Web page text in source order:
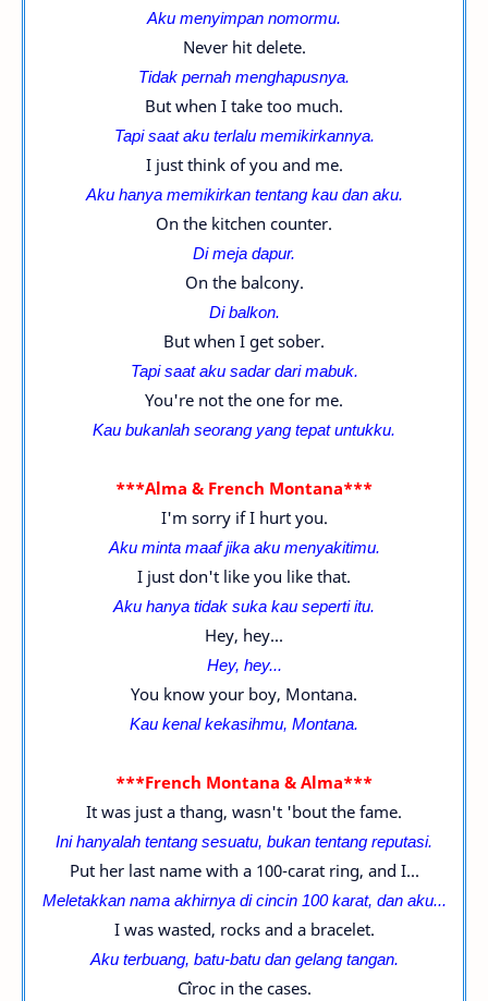
Aku menyimpan nomormu.
Never hit delete.
Tidak pernah menghapusnya.
But when I take too much.
Tapi saat aku terlalu memikirkannya.
I just think of you and me.
Aku hanya memikirkan tentang kau dan aku.
On the kitchen counter.
Di meja dapur.
On the balcony.
Di balkon.
But when I get sober.
Tapi saat aku sadar dari mabuk.
You're not the one for me.
Kau bukanlah seorang yang tepat untukku.
***Alma & French Montana***
I'm sorry if I hurt you.
Aku minta maaf jika aku menyakitimu.
I just don't like you like that.
Aku hanya tidak suka kau seperti itu.
Hey, hey...
Hey, hey...
You know your boy, Montana.
Kau kenal kekasihmu, Montana.
***French Montana & Alma***
It was just a thang, wasn't 'bout the fame.
Ini hanyalah tentang sesuatu, bukan tentang reputasi.
Put her last name with a 100-carat ring, and I...
Meletakkan nama akhirnya di cincin 100 karat, dan aku...
I was wasted, rocks and a bracelet.
Aku terbuang, batu-batu dan gelang tangan.
Cîroc in the cases.